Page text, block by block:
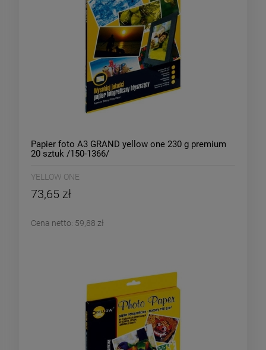
Papier foto A3 GRAND yellow one 230 g premium
20 sztuk /150-1366/
YELLOW ONE
73,65 zł
Cena netto: 59,88 zł